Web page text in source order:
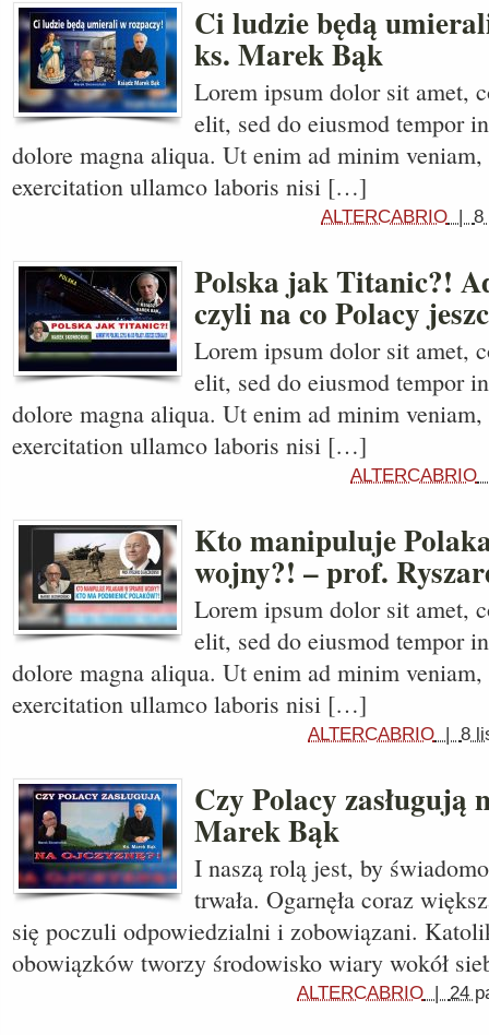
Ci ludzie będą
ks. Marek Bąk
Lorem ipsum dolor sit amet,
elit, sed do eiusmod tempor
dolore magna aliqua. Ut enim ad minim
exercitation ullamco laboris nisi […]
ALTERCABRIO | 8
Polska jak Titanic?!
czyli na co Polacy
Lorem ipsum dolor sit amet,
elit, sed do eiusmod tempor
dolore magna aliqua. Ut enim ad minim
exercitation ullamco laboris nisi […]
ALTERCABRIO
Kto manipuluje
wojny?! – prof.
Lorem ipsum dolor sit amet,
elit, sed do eiusmod tempor
dolore magna aliqua. Ut enim ad minim
exercitation ullamco laboris nisi […]
ALTERCABRIO | 8
Czy Polacy zasługują
Marek Bąk
I naszą rolą jest, by
trwała. Ogarnęła coraz
się poczuli odpowiedzialni i zobowiązani.
obowiązków tworzy środowisko wiary wokół
ALTERCABRIO | 24